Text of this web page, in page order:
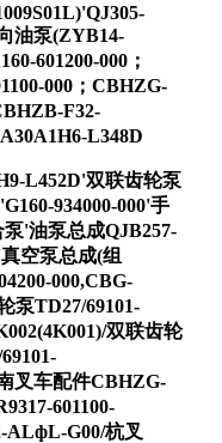
油泵(ZYB14-
601200-000；
000；CBHZG-
F32-
L348D
L452D'双联齿轮泵
934000-000'手
'油泵总成QJB257-
空泵总成(组
000,CBG-
泵TD27/69101-
双联齿轮
叉车配件CBHZG-
601100-
ALфL-G00/杭叉